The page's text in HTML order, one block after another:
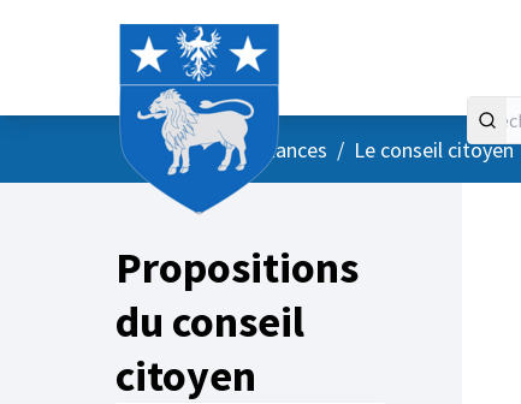
AccueilMenu principal
/ Vos instances / Le conseil citoyen
Propositions
du conseil
citoyen